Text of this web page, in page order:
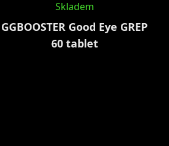
GGBOOSTER Good Eye GREP
60 tablet
Skladem